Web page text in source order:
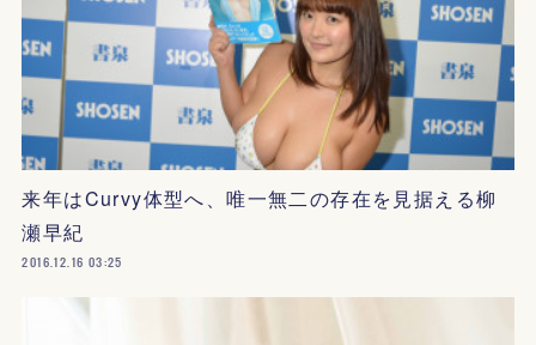
来年はCurvy体型へ、唯一無二の存在を見据える柳
瀬早紀
2016.12.16 03:25